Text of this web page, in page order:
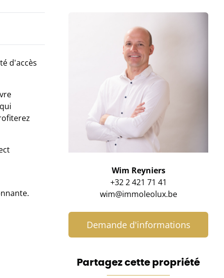
d'accès
Wim Reyniers
+32 2 421 71 41
wim@immoleolux.be
Demande d'informations
Partagez cette propriété